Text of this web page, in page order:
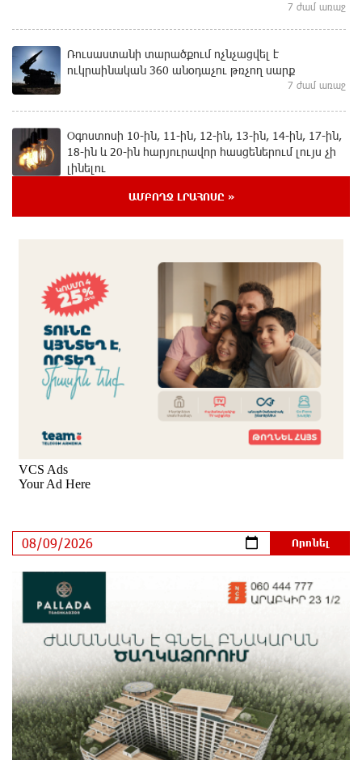
7 ժամ առաջ
Ռուսաստանի տարածքում ոչնչացվել է
ուկրաինական 360 անօդաչու թռչող սարք
7 ժամ առաջ
Օգոստոսի 10-ին, 11-ին, 12-ին, 13-ին, 14-ին, 17-ին,
18-ին և 20-ին հարյուրավոր հասցեներում լույս չի
լինելու
8 ժամ առաջ
Ադրբեջանի Սարով գյուղում տանը 18-ամյա աղջկա
դի է հայտնաբերվել
8 ժամ առաջ
Հայհիդրոմետի տնօրենը գրել է
9 ժամ առաջ
Արտակարգ դեպք՝ Երևանում․ կոտրել են «Հույս
բոլոր մարդկանց» հիմնադրամի շենքի
Ալիևն ու Թրամփը հեռախոսազրույց են ունեցել
9 ժամ առաջ
«Ինտեր»-ը հաղթեց «Յուվենտուս»-ին
10 ժամ առաջ
Քրեական վարույթի շրջանակում անձի անձնական
և ընտանեկան կյանքին առնչվող տվյալների
ԱՄԲՈՂՋ ԼՐԱՀՈՍԸ »